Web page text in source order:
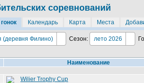
соревнований
Календарь Карта Места
(деревня Филино) Сезон: лето 2026
Наименование
Wilier Trophy Cup